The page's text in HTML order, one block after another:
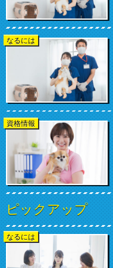
なるには
資格情報
ピックアップ
なるには